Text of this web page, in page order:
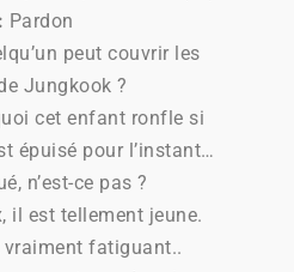
Pardon
peut couvrir les
Jungkook ?
cet enfant ronfle si
épuisé pour l’instant…
n’est-ce pas ?
il est tellement jeune.
vraiment fatiguant..